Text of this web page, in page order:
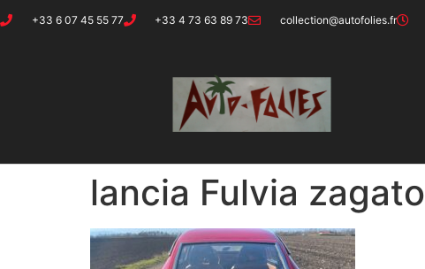
+33 6 07 45 55 77 +33 4 73 63 89 73 collection@autofolies.fr
lancia Fulvia zagato